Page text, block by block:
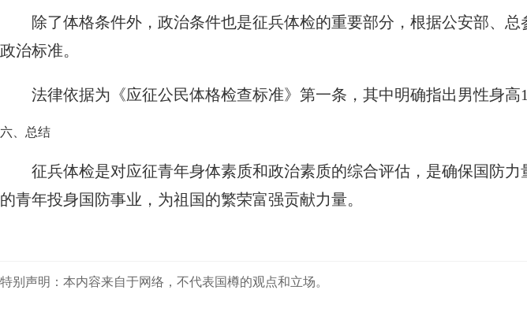
除了体格条件外，政治条件也是征兵体检的重要部分，根据公安部、
政治标准。
法律依据为《应征公民体格检查标准》第一条，其中明确指出男性身
六、总结
征兵体检是对应征青年身体素质和政治素质的综合评估，是确保国防
的青年投身国防事业，为祖国的繁荣富强贡献力量。
特别声明：本内容来自于网络，不代表国樽的观点和立场。